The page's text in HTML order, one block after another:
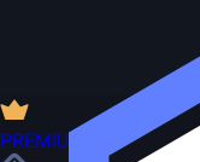
PREMIUM